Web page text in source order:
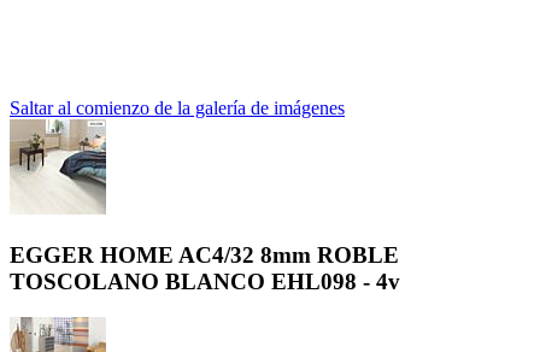
Saltar al comienzo de la galería de imágenes
EGGER HOME AC4/32 8mm ROBLE
TOSCOLANO BLANCO EHL098 - 4v